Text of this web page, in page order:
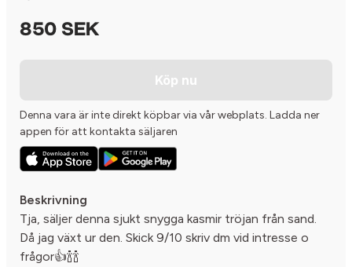
850 SEK
Köp nu
Denna vara är inte direkt köpbar via vår webplats. Ladda ner
appen för att kontakta säljaren
Beskrivning
Tja, säljer denna sjukt snygga kasmir tröjan från sand.
Då jag växt ur den. Skick 9/10 skriv dm vid intresse o
frågor👍🍾🍾